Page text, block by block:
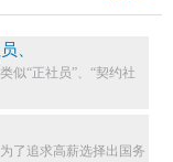
、
似“正社员”、“契约社
了追求高薪选择出国务